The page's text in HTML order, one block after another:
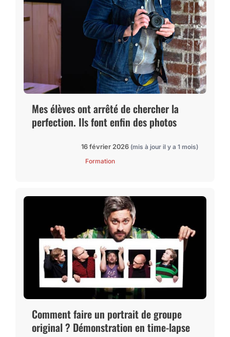
Mes élèves ont arrêté de chercher la
perfection. Ils font enfin des photos
16 février 2026 (mis à jour il y a 1 mois)
Formation
Comment faire un portrait de groupe
original ? Démonstration en time-lapse